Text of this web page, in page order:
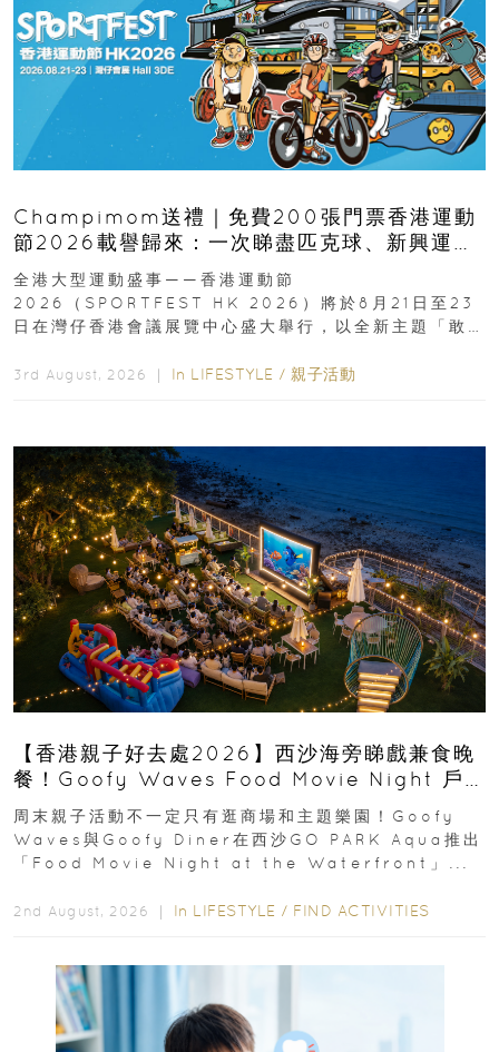
Champimom送禮｜免費200張門票香港運動
節2026載譽歸來：一次睇盡匹克球、新興運
動、街舞比賽＋逾百運動品牌展覽
全港大型運動盛事——香港運動節
2026（SPORTFEST HK 2026）將於8月21日至23
日在灣仔香港會議展覽中心盛大舉行，以全新主題「敢
3rd August, 2026 ｜ In LIFESTYLE / 親子活動
【香港親子好去處2026】西沙海旁睇戲兼食晚
餐！Goofy Waves Food Movie Night 戶
外影院逢週末登場
周末親子活動不一定只有逛商場和主題樂園！Goofy
Waves與Goofy Diner在西沙GO PARK Aqua推出
「Food Movie Night at the Waterfront」...
2nd August, 2026 ｜ In LIFESTYLE / FIND ACTIVITIES